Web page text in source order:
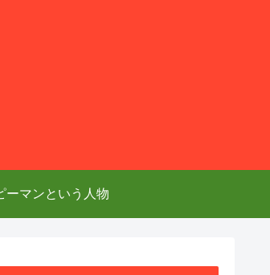
ーマンという人物